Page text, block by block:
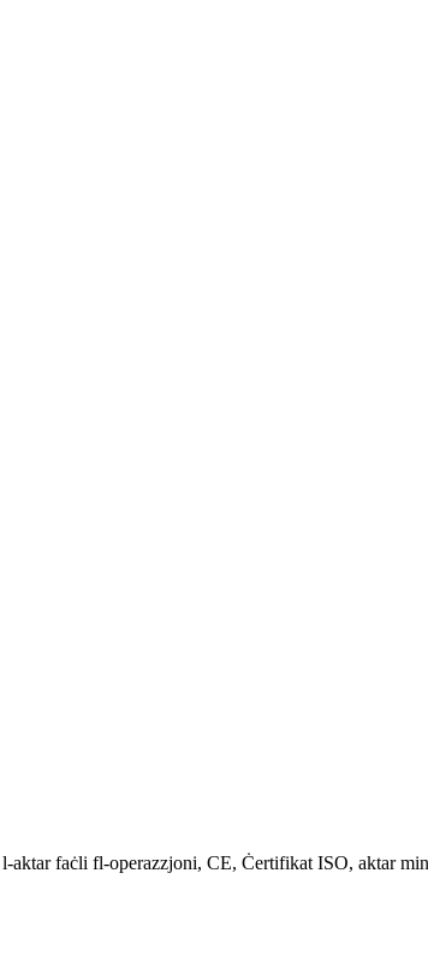
faċli fl-operazzjoni, CE, Ċertifikat ISO, aktar